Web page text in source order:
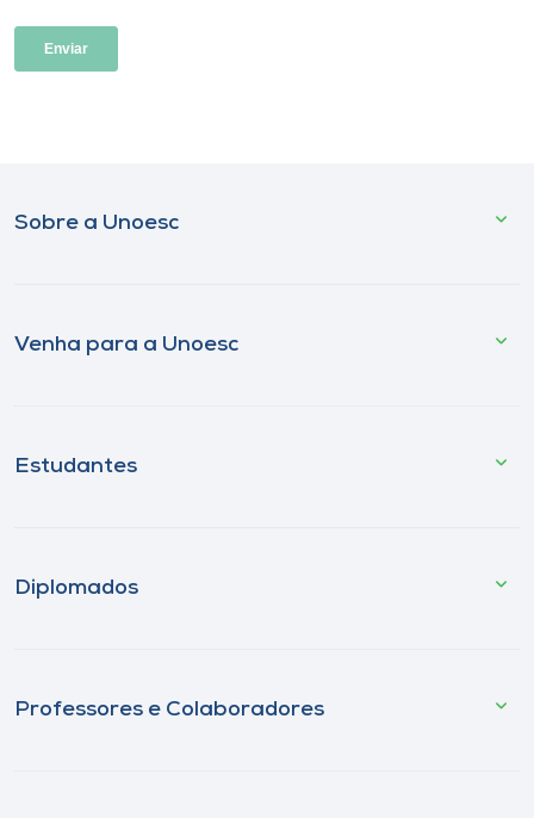
Sobre a Unoesc
Venha para a Unoesc
Estudantes
Diplomados
Professores e Colaboradores